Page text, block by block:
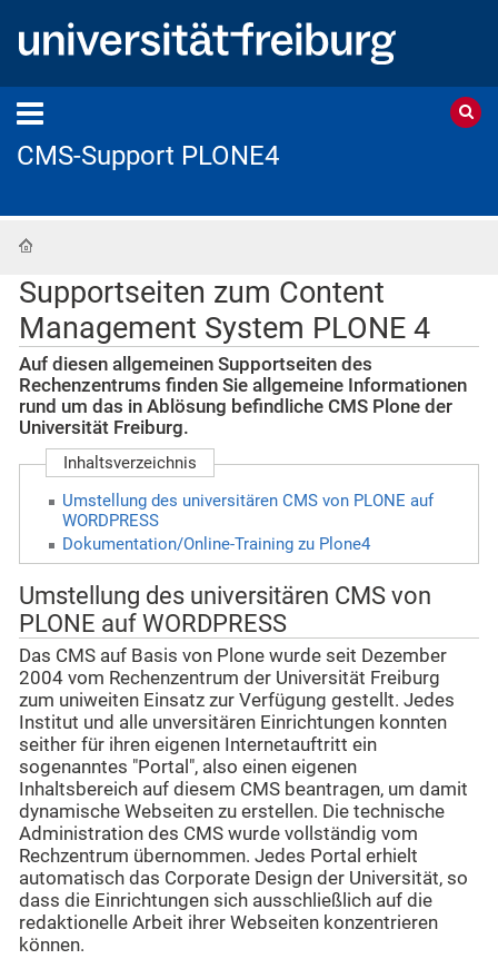
CMS-Support PLONE4
Supportseiten zum Content
Management System PLONE 4
Auf diesen allgemeinen Supportseiten des
Rechenzentrums finden Sie allgemeine Informationen
rund um das in Ablösung befindliche CMS Plone der
Universität Freiburg.
Inhaltsverzeichnis
Umstellung des universitären CMS von PLONE auf
WORDPRESS
Dokumentation/Online-Training zu Plone4
Umstellung des universitären CMS von
PLONE auf WORDPRESS
Das CMS auf Basis von Plone wurde seit Dezember
2004 vom Rechenzentrum der Universität Freiburg
zum uniweiten Einsatz zur Verfügung gestellt. Jedes
Institut und alle unversitären Einrichtungen konnten
seither für ihren eigenen Internetauftritt ein
sogenanntes "Portal", also einen eigenen
Inhaltsbereich auf diesem CMS beantragen, um damit
dynamische Webseiten zu erstellen. Die technische
Administration des CMS wurde vollständig vom
Rechzentrum übernommen. Jedes Portal erhielt
automatisch das Corporate Design der Universität, so
dass die Einrichtungen sich ausschließlich auf die
redaktionelle Arbeit ihrer Webseiten konzentrieren
können.